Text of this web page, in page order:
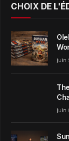
CHOIX DE
juin
juin